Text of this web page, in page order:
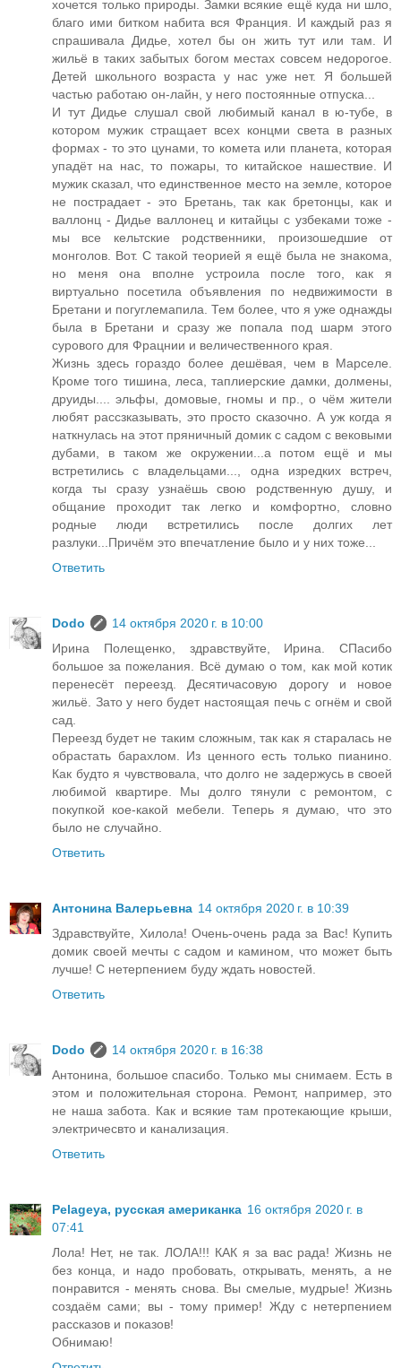
хочется только природы. Замки всякие ещё куда ни шло,
благо ими битком набита вся Франция. И каждый раз я
спрашивала Дидье, хотел бы он жить тут или там. И
жильё в таких забытых богом местах совсем недорогое.
Детей школьного возраста у нас уже нет. Я большей
частью работаю он-лайн, у него постоянные отпуска...
И тут Дидье слушал свой любимый канал в ю-тубе, в
котором мужик стращает всех концми света в разных
формах - то это цунами, то комета или планета, которая
упадёт на нас, то пожары, то китайское нашествие. И
мужик сказал, что единственное место на земле, которое
не пострадает - это Бретань, так как бретонцы, как и
валлонц - Дидье валлонец и китайцы с узбеками тоже -
мы все кельтские родственники, произошедшие от
монголов. Вот. С такой теорией я ещё была не знакома,
но меня она вполне устроила после того, как я
виртуально посетила объявления по недвижимости в
Бретани и погуглемапила. Тем более, что я уже однажды
была в Бретани и сразу же попала под шарм этого
сурового для Фрацнии и величественного края.
Жизнь здесь гораздо более дешёвая, чем в Марселе.
Кроме того тишина, леса, таплиерские дамки, долмены,
друиды.... эльфы, домовые, гномы и пр., о чём жители
любят рассзказывать, это просто сказочно. А уж когда я
наткнулась на этот пряничный домик с садом с вековыми
дубами, в таком же окружении...а потом ещё и мы
встретились с владельцами..., одна изредких встреч,
когда ты сразу узнаёшь свою родственную душу, и
общание проходит так легко и комфортно, словно
родные люди встретились после долгих лет
разлуки...Причём это впечатление было и у них тоже...
Ответить
Dodo
14 октября 2020 г. в 10:00
Ирина Полещенко, здравствуйте, Ирина. СПасибо
большое за пожелания. Всё думаю о том, как мой котик
перенесёт переезд. Десятичасовую дорогу и новое
жильё. Зато у него будет настоящая печь с огнём и свой
сад.
Переезд будет не таким сложным, так как я старалась не
обрастать барахлом. Из ценного есть только пианино.
Как будто я чувствовала, что долго не задержусь в своей
любимой квартире. Мы долго тянули с ремонтом, с
покупкой кое-какой мебели. Теперь я думаю, что это
было не случайно.
Ответить
Антонина Валерьевна 14 октября 2020 г. в 10:39
Здравствуйте, Хилола! Очень-очень рада за Вас! Купить
домик своей мечты с садом и камином, что может быть
лучше! С нетерпением буду ждать новостей.
Ответить
Dodo
14 октября 2020 г. в 16:38
Антонина, большое спасибо. Только мы снимаем. Есть в
этом и положительная сторона. Ремонт, например, это
не наша забота. Как и всякие там протекающие крыши,
электричесвто и канализация.
Ответить
Pelageya, русская американка 16 октября 2020 г. в
07:41
Лола! Нет, не так. ЛОЛА!!! КАК я за вас рада! Жизнь не
без конца, и надо пробовать, открывать, менять, а не
понравится - менять снова. Вы смелые, мудрые! Жизнь
создаём сами; вы - тому пример! Жду с нетерпением
рассказов и показов!
Обнимаю!